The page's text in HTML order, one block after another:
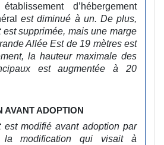
d’hébergement
est diminué à un. De plus,
est supprimée, mais une marge
Allée Est de 19 mètres est
la hauteur maximale des
est augmentée à 20
AVANT ADOPTION
est modifié avant adoption par
modification qui visait à